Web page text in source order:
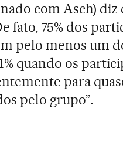
com Asch) diz
fato, 75% dos
pelo menos um
quando os
para
pelo grupo”.